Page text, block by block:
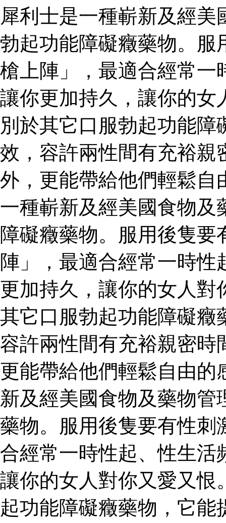
犀利士是一種嶄新及經
勃起功能障礙癥藥物。服
槍上陣」，最適合經常一
讓你更加持久，讓你的女
別於其它口服勃起功能
效，容許兩性間有充裕親
外，更能帶給他們輕鬆
一種嶄新及經美國食物及
障礙癥藥物。服用後隻
陣」，最適合經常一時
更加持久，讓你的女人對
其它口服勃起功能障礙癥
容許兩性間有充裕親密時
更能帶給他們輕鬆自由的
新及經美國食物及藥物
藥物。服用後隻要有性刺
合經常一時性起、性生活
讓你的女人對你又愛又恨
起功能障礙癥藥物，它